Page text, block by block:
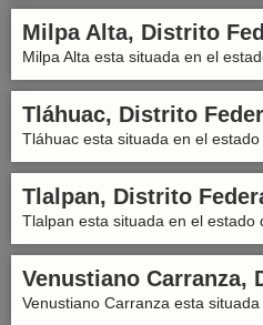
Milpa Alta, Distrito
Milpa Alta esta situada en el
Tláhuac, Distrito
Tláhuac esta situada en el
Tlalpan, Distrito
Tlalpan esta situada en el
Venustiano Carranza,
Venustiano Carranza esta